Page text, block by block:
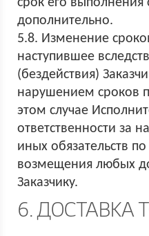
срок его выполнения
дополнительно.
5.8. Изменение
наступившее
(бездействия)
нарушением сроков
этом случае
ответственности за
иных обязательств
возмещения любых
Заказчику.
6. ДОСТАВКА